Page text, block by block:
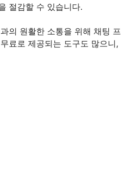
절감할 수 있습니다.
의 원활한 소통을 위해 채팅
료로 제공되는 도구도 많으